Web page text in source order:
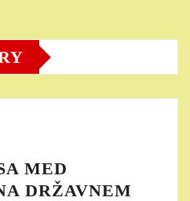
MED
DRŽAVNEM